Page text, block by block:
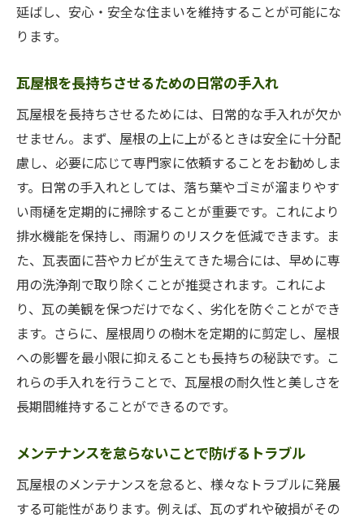
延ばし、安心・安全な住まいを維持することが可能にな
ります。
瓦屋根を長持ちさせるための日常の手入れ
瓦屋根を長持ちさせるためには、日常的な手入れが欠か
せません。まず、屋根の上に上がるときは安全に十分配
慮し、必要に応じて専門家に依頼することをお勧めしま
す。日常の手入れとしては、落ち葉やゴミが溜まりやす
い雨樋を定期的に掃除することが重要です。これにより
排水機能を保持し、雨漏りのリスクを低減できます。ま
た、瓦表面に苔やカビが生えてきた場合には、早めに専
用の洗浄剤で取り除くことが推奨されます。これによ
り、瓦の美観を保つだけでなく、劣化を防ぐことができ
ます。さらに、屋根周りの樹木を定期的に剪定し、屋根
への影響を最小限に抑えることも長持ちの秘訣です。こ
れらの手入れを行うことで、瓦屋根の耐久性と美しさを
長期間維持することができるのです。
メンテナンスを怠らないことで防げるトラブル
瓦屋根のメンテナンスを怠ると、様々なトラブルに発展
する可能性があります。例えば、瓦のずれや破損がその